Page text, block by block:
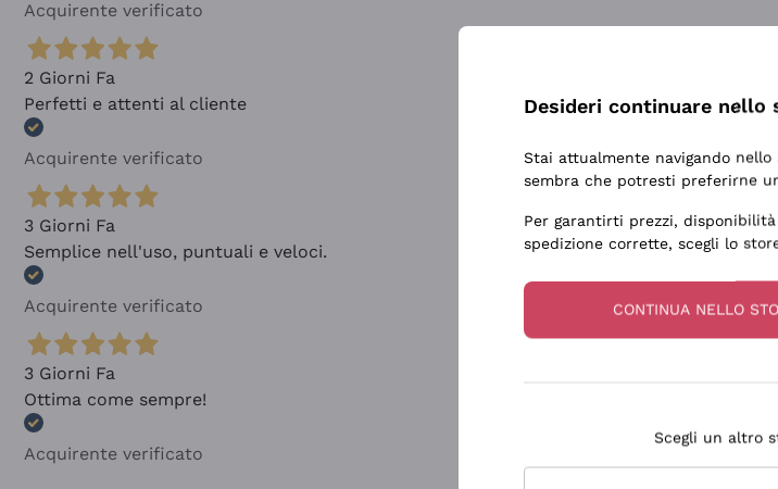
Acquirente verificato
2 Giorni Fa
Perfetti e attenti al cliente
Acquirente verificato
3 Giorni Fa
Semplice nell'uso, puntuali e veloci.
Acquirente verificato
3 Giorni Fa
Ottima come sempre!
Acquirente verificato
Desideri continuare nello
Stai attualmente navigando nello
sembra che potresti preferirne
Per garantirti prezzi,
spedizione corrette, scegli lo
CONTINUA NELLO
Scegli un altro